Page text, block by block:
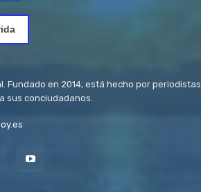
Fundado en 2014, está hecho por periodistas
sus conciudadanos.